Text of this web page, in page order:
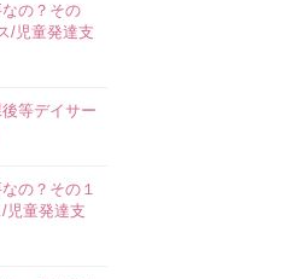
の？その
/児童発達支
等デイサー
の？その１
/児童発達支